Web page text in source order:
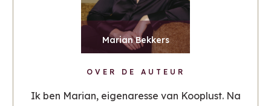
OVER DE AUTEUR
Ik ben Marian, eigenaresse van Kooplust. Na
Marian Bekkers